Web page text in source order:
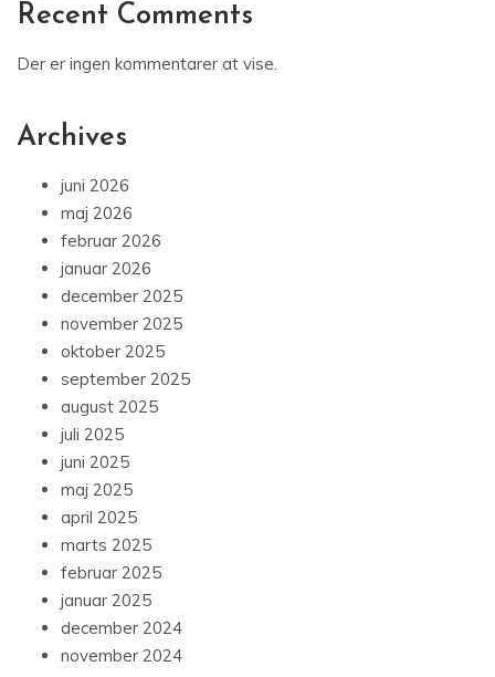
Recent Comments
Der er ingen kommentarer at vise.
Archives
juni 2026
maj 2026
februar 2026
januar 2026
december 2025
november 2025
oktober 2025
september 2025
august 2025
juli 2025
juni 2025
maj 2025
april 2025
marts 2025
februar 2025
januar 2025
december 2024
november 2024